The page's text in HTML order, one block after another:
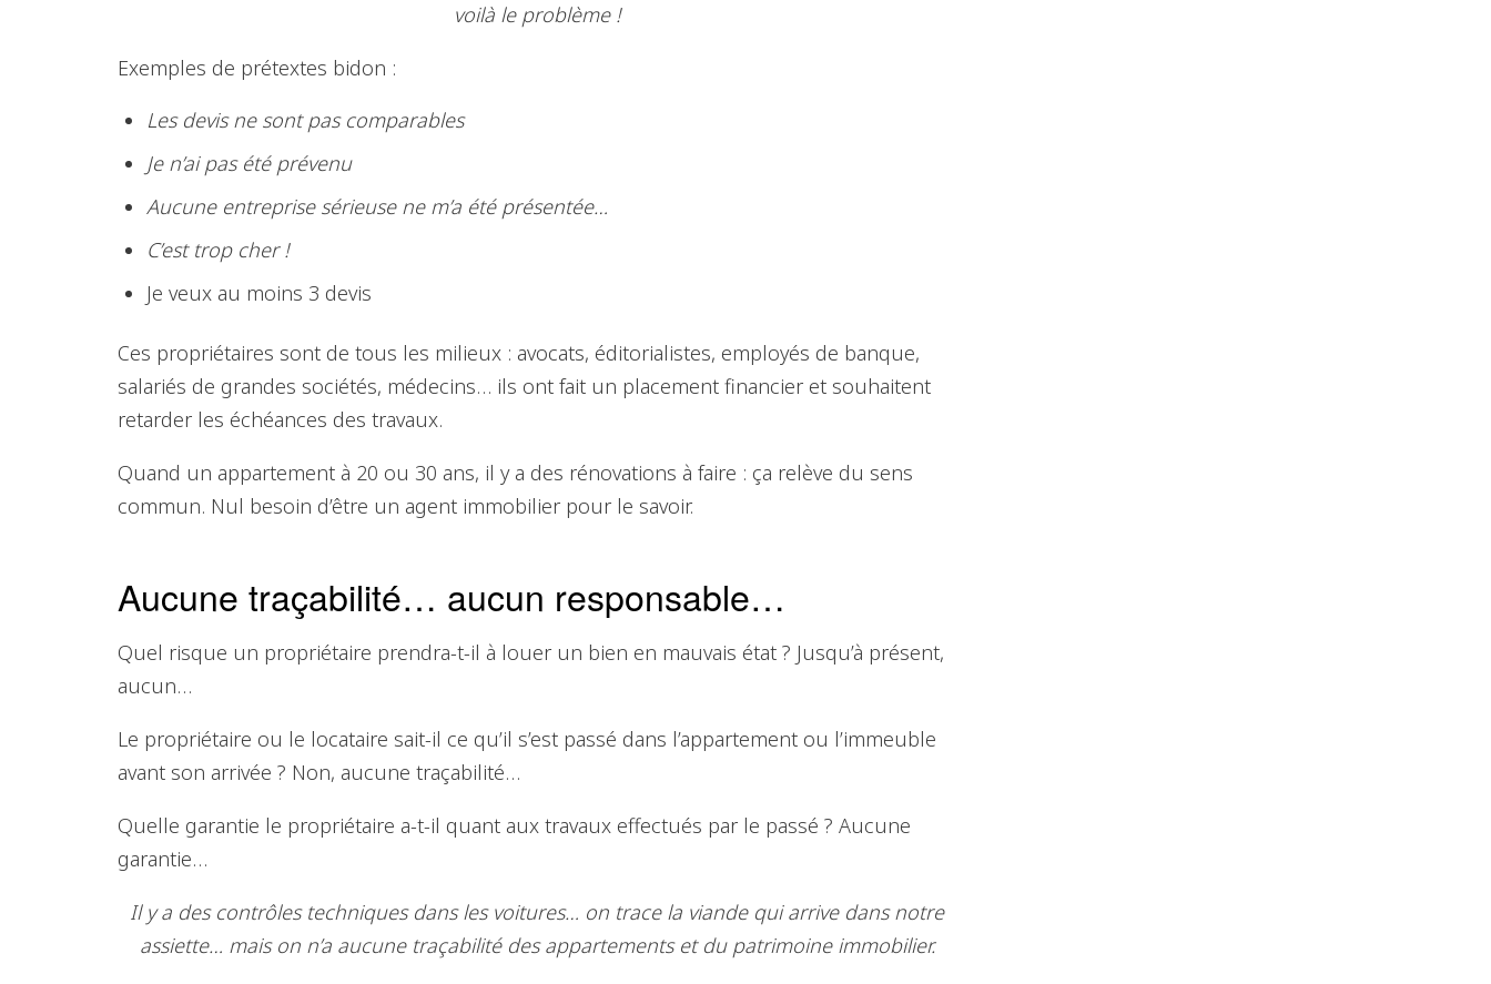
voilà le problème !
Exemples de prétextes bidon :
Les devis ne sont pas comparables
Je n’ai pas été prévenu
Aucune entreprise sérieuse ne m’a été présentée…
C’est trop cher !
Je veux au moins 3 devis
Ces propriétaires sont de tous les milieux : avocats, éditorialistes, employés de banque,
salariés de grandes sociétés, médecins… ils ont fait un placement financier et souhaitent
retarder les échéances des travaux.
Quand un appartement à 20 ou 30 ans, il y a des rénovations à faire : ça relève du sens
commun. Nul besoin d’être un agent immobilier pour le savoir.
Aucune traçabilité… aucun responsable…
Quel risque un propriétaire prendra-t-il à louer un bien en mauvais état ? Jusqu’à présent,
aucun…
Le propriétaire ou le locataire sait-il ce qu’il s’est passé dans l’appartement ou l’immeuble
avant son arrivée ? Non, aucune traçabilité…
Quelle garantie le propriétaire a-t-il quant aux travaux effectués par le passé ? Aucune
garantie…
Il y a des contrôles techniques dans les voitures… on trace la viande qui arrive dans notre
assiette… mais on n’a aucune traçabilité des appartements et du patrimoine immobilier.